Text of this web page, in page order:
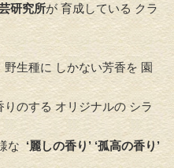
研究所が 育成している クラ
生種に しかない芳香を 園
のする オリジナルの シラ
な ‘麗しの香り’ ‘孤高の香り’